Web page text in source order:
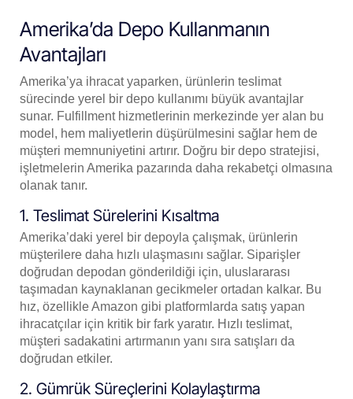
Amerika’da Depo Kullanmanın
Avantajları
Amerika’ya ihracat yaparken, ürünlerin teslimat
sürecinde yerel bir depo kullanımı büyük avantajlar
sunar. Fulfillment hizmetlerinin merkezinde yer alan bu
model, hem maliyetlerin düşürülmesini sağlar hem de
müşteri memnuniyetini artırır. Doğru bir depo stratejisi,
işletmelerin Amerika pazarında daha rekabetçi olmasına
olanak tanır.
1. Teslimat Sürelerini Kısaltma
Amerika’daki yerel bir depoyla çalışmak, ürünlerin
müşterilere daha hızlı ulaşmasını sağlar. Siparişler
doğrudan depodan gönderildiği için, uluslararası
taşımadan kaynaklanan gecikmeler ortadan kalkar. Bu
hız, özellikle Amazon gibi platformlarda satış yapan
ihracatçılar için kritik bir fark yaratır. Hızlı teslimat,
müşteri sadakatini artırmanın yanı sıra satışları da
doğrudan etkiler.
2. Gümrük Süreçlerini Kolaylaştırma